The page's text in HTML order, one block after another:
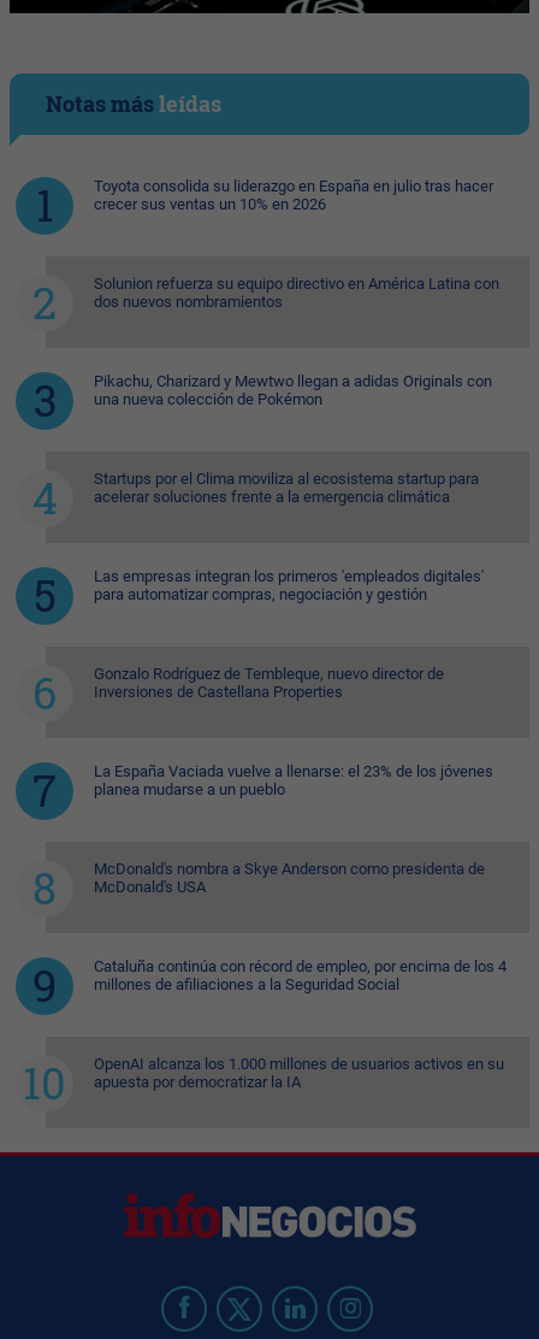
Notas másleídas
Toyota consolida su liderazgo en España en julio tras hacer
crecer sus ventas un 10% en 2026
Solunion refuerza su equipo directivo en América Latina con
dos nuevos nombramientos
Pikachu, Charizard y Mewtwo llegan a adidas Originals con
una nueva colección de Pokémon
Startups por el Clima moviliza al ecosistema startup para
acelerar soluciones frente a la emergencia climática
Las empresas integran los primeros 'empleados digitales'
para automatizar compras, negociación y gestión
Gonzalo Rodríguez de Tembleque, nuevo director de
Inversiones de Castellana Properties
La España Vaciada vuelve a llenarse: el 23% de los jóvenes
planea mudarse a un pueblo
McDonald's nombra a Skye Anderson como presidenta de
McDonald's USA
Cataluña continúa con récord de empleo, por encima de los 4
millones de afiliaciones a la Seguridad Social
OpenAI alcanza los 1.000 millones de usuarios activos en su
apuesta por democratizar la IA